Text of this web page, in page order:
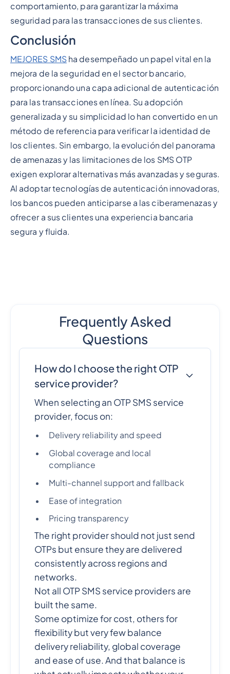
comportamiento, para garantizar la máxima
seguridad para las transacciones de sus clientes.
Conclusión
MEJORES SMSha desempeñado un papel vital en la
mejora de la seguridad en el sector bancario,
proporcionando una capa adicional de autenticación
para las transacciones en línea. Su adopción
generalizada y su simplicidad lo han convertido en un
método de referencia para verificar la identidad de
los clientes. Sin embargo, la evolución del panorama
de amenazas y las limitaciones de los SMS OTP
exigen explorar alternativas más avanzadas y seguras.
Al adoptar tecnologías de autenticación innovadoras,
los bancos pueden anticiparse a las ciberamenazas y
ofrecer a sus clientes una experiencia bancaria
segura y fluida.
Frequently Asked
Questions
How do I choose the right OTP
service provider?
When selecting an OTP SMS service
provider, focus on:
Delivery reliability and speed
Global coverage and local
compliance
Multi-channel support and fallback
Ease of integration
Pricing transparency
The right provider should not just send
OTPs but ensure they are delivered
consistently across regions and
networks.
Not all OTP SMS service providers are
built the same.
Some optimize for cost, others for
flexibility but very few balance
delivery reliability, global coverage
and ease of use. And that balance is